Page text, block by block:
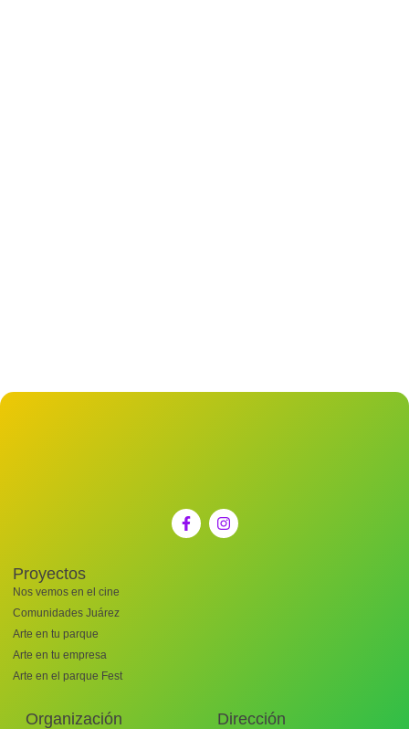
Proyectos
Nos vemos en el cine
Comunidades Juárez
Arte en tu parque
Arte en tu empresa
Arte en el parque Fest
Organización Dirección